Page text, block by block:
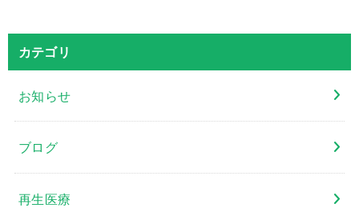
カテゴリ
お知らせ
ブログ
再生医療